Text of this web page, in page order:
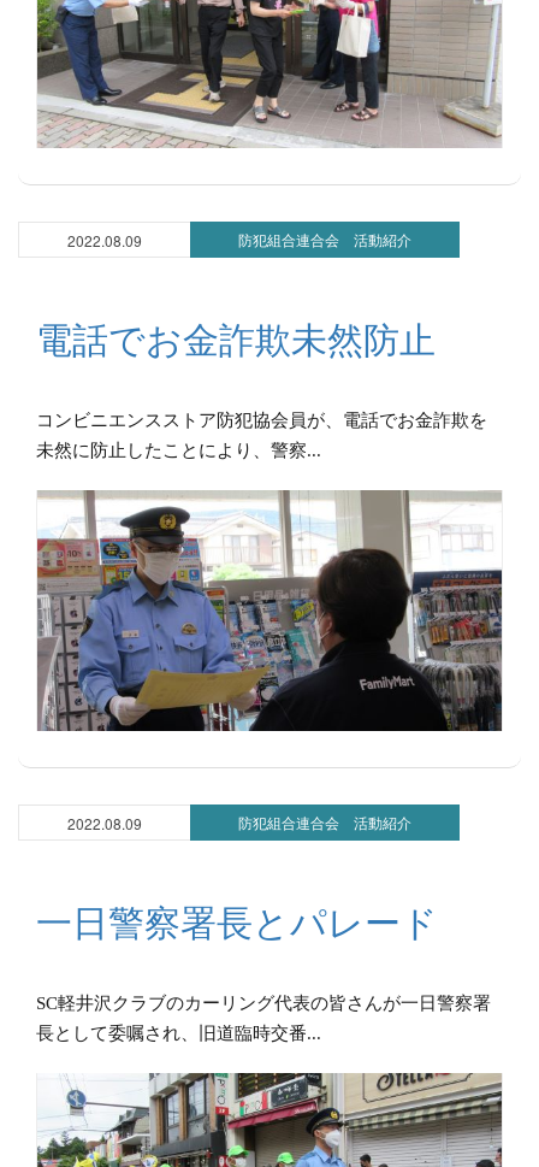
2022.08.09 防犯組合連合会 活動紹介
電話でお金詐欺未然防止
コンビニエンスストア防犯協会員が、電話でお金詐欺を
未然に防止したことにより、警察...
2022.08.09 防犯組合連合会 活動紹介
一日警察署長とパレード
SC軽井沢クラブのカーリング代表の皆さんが一日警察署
長として委嘱され、旧道臨時交番...